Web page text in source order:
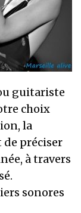
guitariste
choix
la
de préciser
à travers
sonores